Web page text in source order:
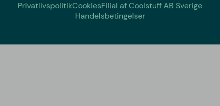
PrivatlivspolitikCookiesFilial af Coolstuff AB Sverige
Handelsbetingelser